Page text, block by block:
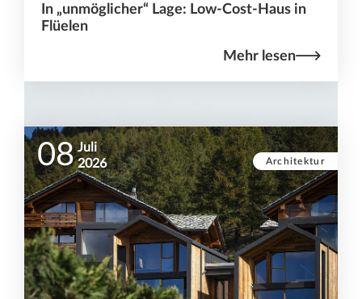
In „unmöglicher“ Lage: Low-Cost-Haus in
Flüelen
Mehr lesen
Architektur
08 Juli
2026